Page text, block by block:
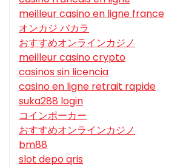
meilleur casino en ligne france
オンカジ バカラ
おすすめオンラインカジノ
meilleur casino crypto
casinos sin licencia
casino en ligne retrait rapide
suka288 login
コインポーカー
おすすめオンラインカジノ
bm88
slot depo qris